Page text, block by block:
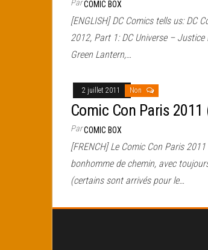
ParCOMIC BOX
[ENGLISH] DC Comics tells us: DC
2012, Part 1: DC Universe – Justice
Green Lantern,…
2 juillet 2011 Non
Comic Con Paris
ParCOMIC BOX
[FRENCH] Le Comic Con Paris
bonhomme de chemin, avec
(certains sont arrivés pour le…